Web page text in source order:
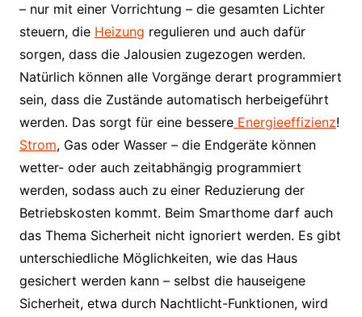
– nur mit einer Vorrichtung – die gesamten Lichter
steuern, die Heizung regulieren und auch dafür
sorgen, dass die Jalousien zugezogen werden.
Natürlich können alle Vorgänge derart programmiert
sein, dass die Zustände automatisch herbeigeführt
werden. Das sorgt für eine bessereEnergieeffizienz!
Strom, Gas oder Wasser – die Endgeräte können
wetter- oder auch zeitabhängig programmiert
werden, sodass auch zu einer Reduzierung der
Betriebskosten kommt. Beim Smarthome darf auch
das Thema Sicherheit nicht ignoriert werden. Es gibt
unterschiedliche Möglichkeiten, wie das Haus
gesichert werden kann – selbst die hauseigene
Sicherheit, etwa durch Nachtlicht-Funktionen, wird